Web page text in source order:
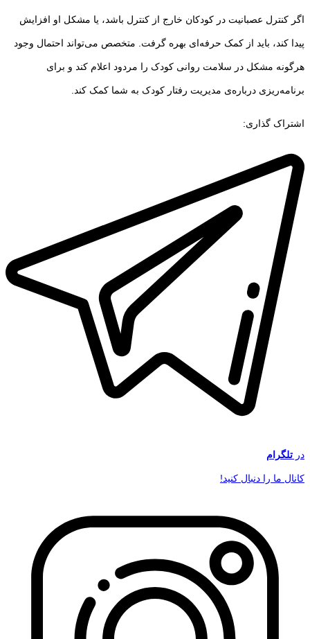
اگر کنترل عصبانیت در کودکان خارج از کنترل باشد، یا مشکل او افزایش
پیدا کند، باید از کمک حرفه‌ای بهره گرفت. متخصص می‌تواند احتمال وجود
هرگونه مشکل در سلامت روانی کودک را مردود اعلام کند و برای
برنامه‌ریزی درباره‌ی مدیریت رفتار کودک به شما کمک کند.
اشتراک گذاری:
در تلگرام
کانال ما را دنبال کنید!